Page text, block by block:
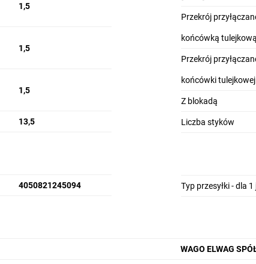
1,5
1,5
1,5
13,5
Przekrój
końcówką
Przekrój
końcówki
Z blokadą
Liczba styków
4050821245094 Typ przesyłki - dla
WAGO ELWAG